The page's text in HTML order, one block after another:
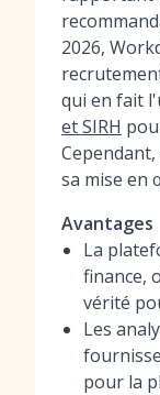
2026,
qui en fait
et SIRH
sa mise en
Avantages
La
finance,
vérité
Les
pour la